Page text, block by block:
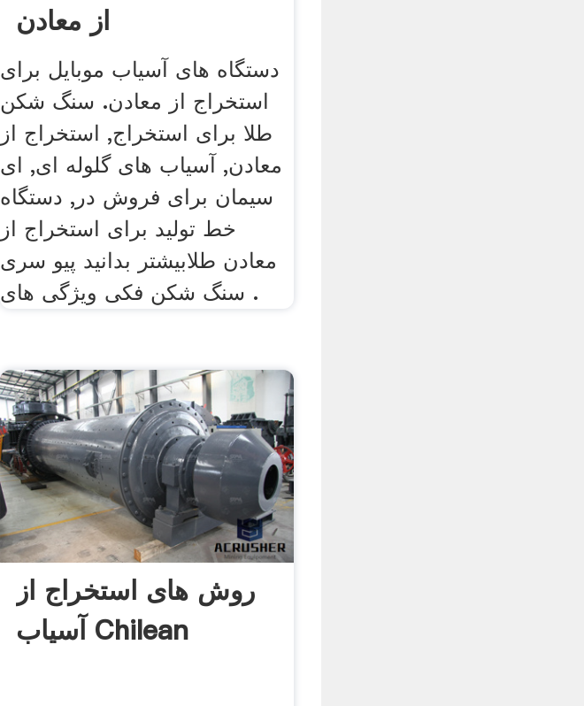
از معادن
دستگاه های آسیاب موبایل برای
استخراج از معادن. سنگ شکن
طلا برای استخراج, استخراج از
معادن, آسیاب های گلوله ای, ای
سیمان برای فروش در, دستگاه
خط تولید برای استخراج از
معادن طلابیشتر بدانید پیو سری
سنگ شکن فکی ویژگی های .
روش های استخراج از
آسیاب Chilean